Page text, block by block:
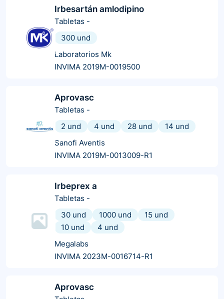
Irbesartán amlodipino
Tabletas -
300 und
Laboratorios Mk
INVIMA 2019M-0019500
Aprovasc
Tabletas -
2 und
4 und 28 und
14 und
Sanofi Aventis
INVIMA 2019M-0013009-R1
Irbeprex a
Tabletas -
30 und
1000 und
15 und
10 und
4 und
Megalabs
INVIMA 2023M-0016714-R1
Aprovasc